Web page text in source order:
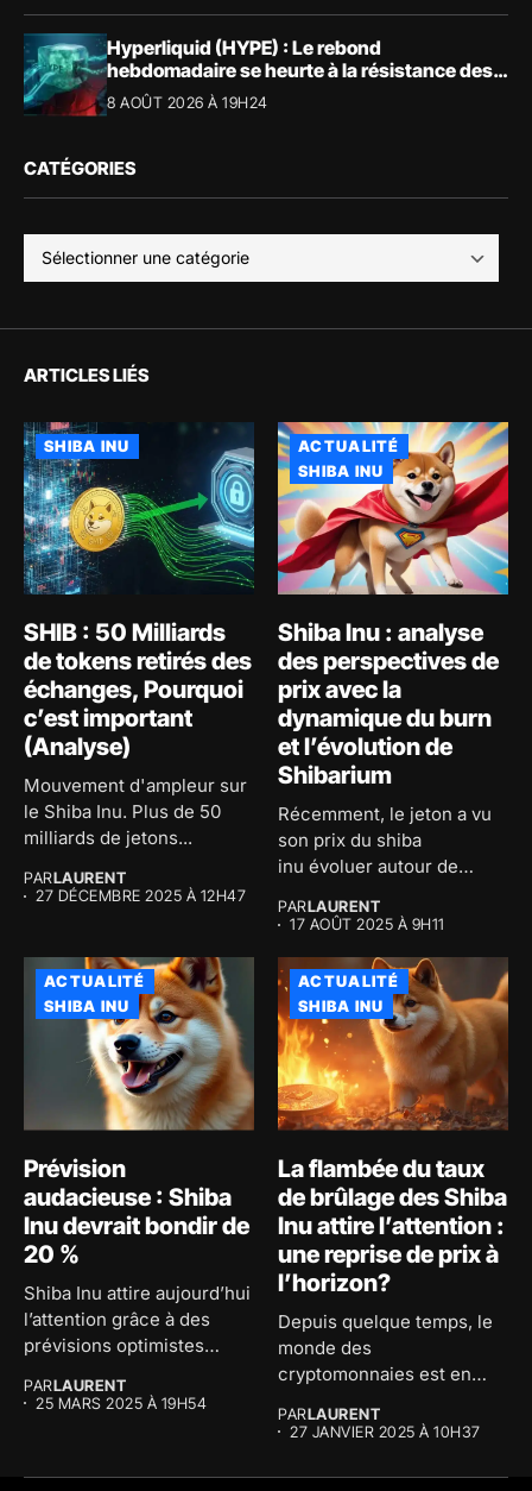
Hyperliquid (HYPE) : Le rebond
hebdomadaire se heurte à la résistance des
57,90 $
8 AOÛT 2026 À 19H24
CATÉGORIES
ARTICLES LIÉS
SHIBA INU
SHIB : 50 Milliards
de tokens retirés des
échanges, Pourquoi
c’est important
(Analyse)
Mouvement d'ampleur sur
le Shiba Inu. Plus de 50
milliards de jetons...
PARLAURENT
27 DÉCEMBRE 2025 À 12H47
ACTUALITÉ
SHIBA INU
Shiba Inu : analyse
des perspectives de
prix avec la
dynamique du burn
et l’évolution de
Shibarium
Récemment, le jeton a vu
son prix du shiba
inu évoluer autour de
PARLAURENT
17 AOÛT 2025 À 9H11
ACTUALITÉ
SHIBA INU
Prévision
audacieuse : Shiba
Inu devrait bondir de
20 %
Shiba Inu attire aujourd’hui
l’attention grâce à des
prévisions optimistes
PARLAURENT
25 MARS 2025 À 19H54
ACTUALITÉ
SHIBA INU
La flambée du taux
de brûlage des Shiba
Inu attire l’attention :
une reprise de prix à
l’horizon?
Depuis quelque temps, le
monde des
cryptomonnaies est en
PARLAURENT
27 JANVIER 2025 À 10H37